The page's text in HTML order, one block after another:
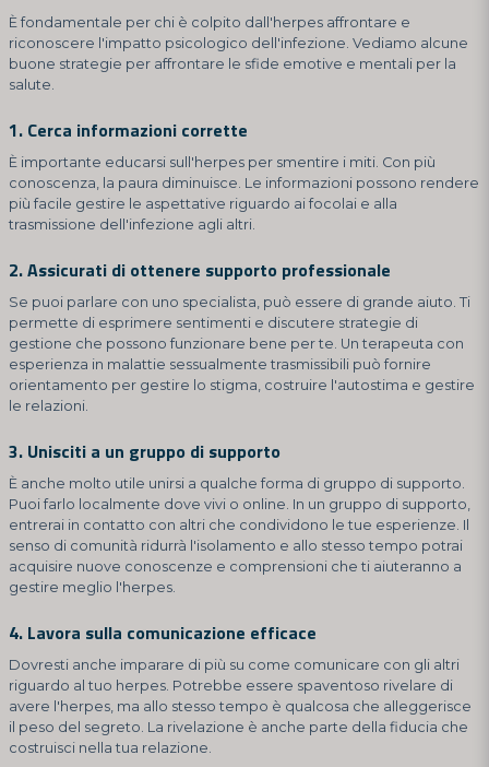
È fondamentale per chi è colpito dall'herpes affrontare e
riconoscere l'impatto psicologico dell'infezione. Vediamo alcune
buone strategie per affrontare le sfide emotive e mentali per la
salute.
1. Cerca informazioni corrette
È importante educarsi sull'herpes per smentire i miti. Con più
conoscenza, la paura diminuisce. Le informazioni possono rendere
più facile gestire le aspettative riguardo ai focolai e alla
trasmissione dell'infezione agli altri.
2. Assicurati di ottenere supporto professionale
Se puoi parlare con uno specialista, può essere di grande aiuto. Ti
permette di esprimere sentimenti e discutere strategie di
gestione che possono funzionare bene per te. Un terapeuta con
esperienza in malattie sessualmente trasmissibili può fornire
orientamento per gestire lo stigma, costruire l'autostima e gestire
le relazioni.
3. Unisciti a un gruppo di supporto
È anche molto utile unirsi a qualche forma di gruppo di supporto.
Puoi farlo localmente dove vivi o online. In un gruppo di supporto,
entrerai in contatto con altri che condividono le tue esperienze. Il
senso di comunità ridurrà l'isolamento e allo stesso tempo potrai
acquisire nuove conoscenze e comprensioni che ti aiuteranno a
gestire meglio l'herpes.
4. Lavora sulla comunicazione efficace
Dovresti anche imparare di più su come comunicare con gli altri
riguardo al tuo herpes. Potrebbe essere spaventoso rivelare di
avere l'herpes, ma allo stesso tempo è qualcosa che alleggerisce
il peso del segreto. La rivelazione è anche parte della fiducia che
costruisci nella tua relazione.